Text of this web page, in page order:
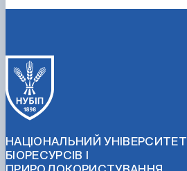
НАЦІОНАЛЬНИЙ УНІВЕРСИТЕТ
БІОРЕСУРСІВ І